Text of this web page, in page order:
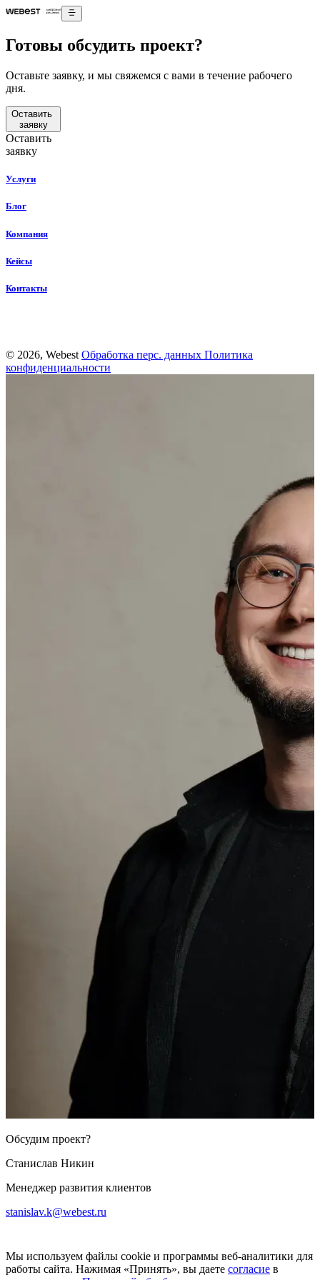
Готовы обсудить проект?
Оставьте заявку, и мы свяжемся с вами в течение рабочего
дня.
Оставить
заявку
Оставить
заявку
Услуги
Блог
Компания
Кейсы
Контакты
© 2026, Webest Обработка перс. данных Политика
конфиденциальности
Обсудим проект?
Станислав Никин
Менеджер развития клиентов
stanislav.k@webest.ru
Мы используем файлы cookie и программы веб-аналитики для
работы сайта. Нажимая «Принять», вы даете согласие в